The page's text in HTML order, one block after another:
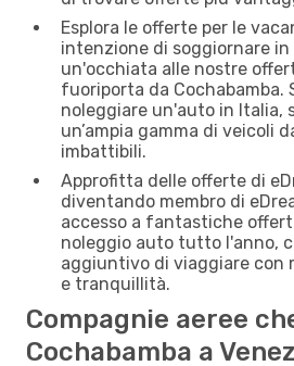
Esplora le offerte per le
intenzione di soggiornare
un'occhiata alle nostre
fuoriporta da Cochabamba.
noleggiare un'auto in Italia,
un’ampia gamma di veicoli
imbattibili.
Approfitta delle offerte di
diventando membro di
accesso a fantastiche
noleggio auto tutto l'anno,
aggiuntivo di viaggiare con
e tranquillità.
Compagnie aeree
Cochabamba a